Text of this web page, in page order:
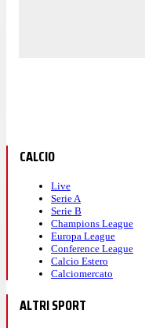
CALCIO
Live
Serie A
Serie B
Champions League
Europa League
Conference League
Calcio Estero
Calciomercato
ALTRI SPORT